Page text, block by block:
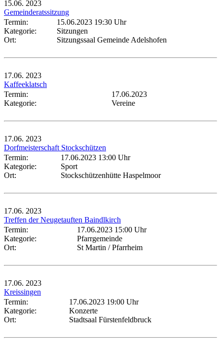
15.06. 2023
Gemeinderatssitzung
Termin:
15.06.2023 19:30 Uhr
Kategorie:
Sitzungen
Ort:
Sitzungssaal Gemeinde Adelshofen
17.06. 2023
Kaffeeklatsch
Termin:
17.06.2023
Kategorie:
Vereine
17.06. 2023
Dorfmeisterschaft Stockschützen
Termin:
17.06.2023 13:00 Uhr
Kategorie:
Sport
Ort:
Stockschützenhütte Haspelmoor
17.06. 2023
Treffen der Neugetauften Baindlkirch
Termin:
17.06.2023 15:00 Uhr
Kategorie:
Pfarrgemeinde
Ort:
St Martin / Pfarrheim
17.06. 2023
Kreissingen
Termin:
17.06.2023 19:00 Uhr
Kategorie:
Konzerte
Ort:
Stadtsaal Fürstenfeldbruck